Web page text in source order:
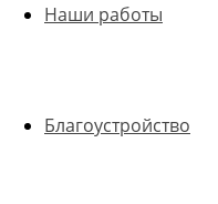
Наши работы
Благоустройство